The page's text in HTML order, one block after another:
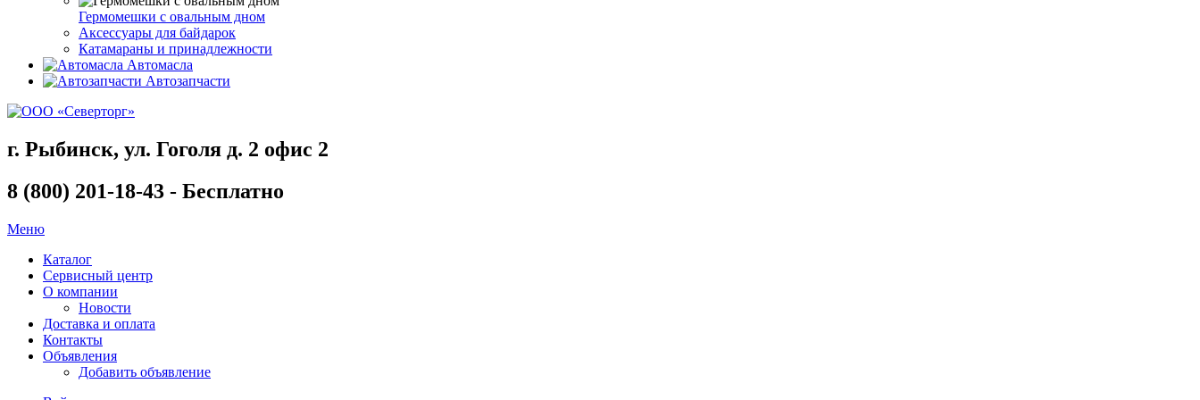
Гермомешки с овальным дном
Аксессуары для байдарок
Катамараны и принадлежности
Автомасла
Автозапчасти
г. Рыбинск, ул. Гоголя д. 2 офис 2
8 (800) 201-18-43 - Бесплатно
Меню
Каталог
Сервисный центр
О компании
Новости
Доставка и оплата
Контакты
Объявления
Добавить объявление